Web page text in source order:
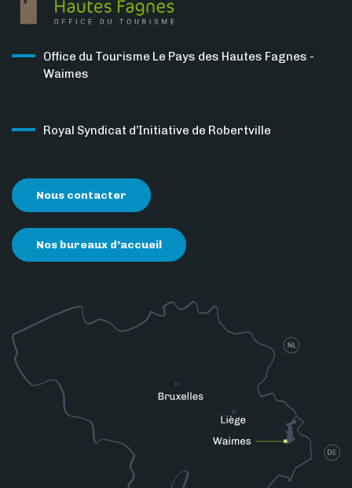
Office du Tourisme Le Pays des Hautes Fagnes -
Waimes
Royal Syndicat d’Initiative de Robertville
Nous contacter
Nos bureaux d’accueil